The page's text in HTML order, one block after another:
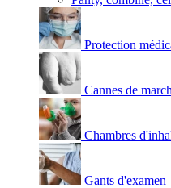
Protection
Cannes de
Chambres
Gants d'examen